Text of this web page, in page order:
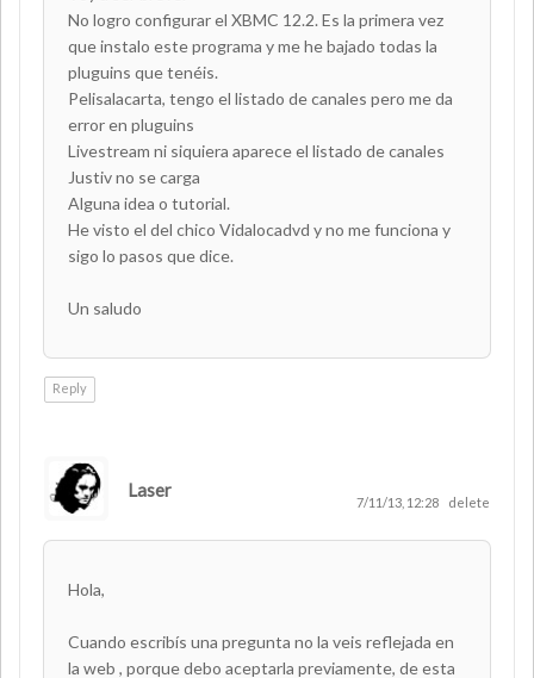
No logro configurar el XBMC 12.2. Es la primera vez
que instalo este programa y me he bajado todas la
pluguins que tenéis.
Pelisalacarta, tengo el listado de canales pero me da
error en pluguins
Livestream ni siquiera aparece el listado de canales
Justiv no se carga
Alguna idea o tutorial.
He visto el del chico Vidalocadvd y no me funciona y
sigo lo pasos que dice.
Un saludo
Reply
Laser
7/11/13, 12:28 delete
Hola,
Cuando escribís una pregunta no la veis reflejada en
la web , porque debo aceptarla previamente, de esta